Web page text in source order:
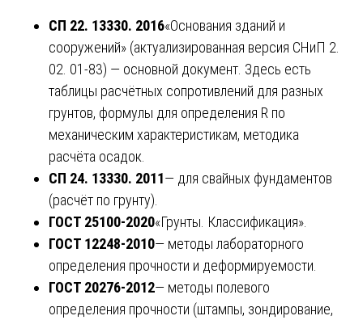
СП 22. 13330. 2016«Основания зданий и
сооружений» (актуализированная версия СНиП 2.
02. 01-83) — основной документ. Здесь есть
таблицы расчётных сопротивлений для разных
грунтов, формулы для определения R по
механическим характеристикам, методика
расчёта осадок.
СП 24. 13330. 2011— для свайных фундаментов
(расчёт по грунту).
ГОСТ 25100-2020«Грунты. Классификация».
ГОСТ 12248-2010— методы лабораторного
определения прочности и деформируемости.
ГОСТ 20276-2012— методы полевого
определения прочности (штампы, зондирование,